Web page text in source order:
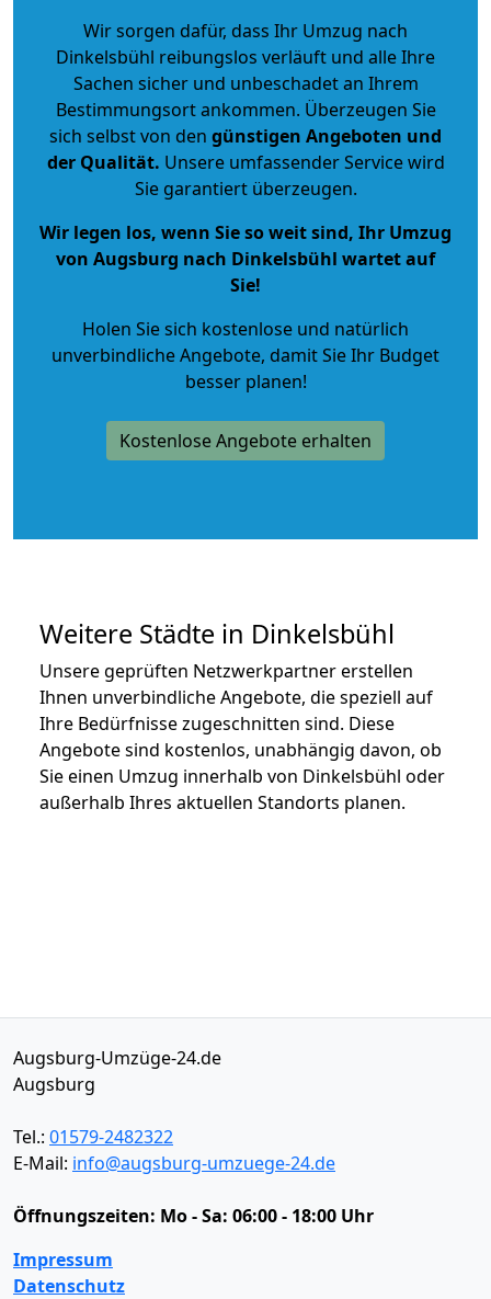
Wir sorgen dafür, dass Ihr Umzug nach
Dinkelsbühl reibungslos verläuft und alle Ihre
Sachen sicher und unbeschadet an Ihrem
Bestimmungsort ankommen. Überzeugen Sie
sich selbst von den günstigen Angeboten und
der Qualität. Unsere umfassender Service wird
Sie garantiert überzeugen.
Wir legen los, wenn Sie so weit sind, Ihr Umzug
von Augsburg nach Dinkelsbühl wartet auf
Sie!
Holen Sie sich kostenlose und natürlich
unverbindliche Angebote, damit Sie Ihr Budget
besser planen!
Kostenlose Angebote erhalten
Weitere Städte in Dinkelsbühl
Unsere geprüften Netzwerkpartner erstellen
Ihnen unverbindliche Angebote, die speziell auf
Ihre Bedürfnisse zugeschnitten sind. Diese
Angebote sind kostenlos, unabhängig davon, ob
Sie einen Umzug innerhalb von Dinkelsbühl oder
außerhalb Ihres aktuellen Standorts planen.
Augsburg-Umzüge-24.de
Augsburg
Tel.: 01579-2482322
E-Mail: info@augsburg-umzuege-24.de
Öffnungszeiten: Mo - Sa: 06:00 - 18:00 Uhr
Impressum
Datenschutz